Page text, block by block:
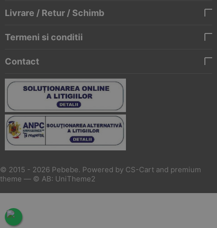
Livrare / Retur / Schimb
Termeni si conditii
Contact
© 2015 - 2026 Pebebe. Powered by CS-Cart and premium
theme — © AB: UniTheme2